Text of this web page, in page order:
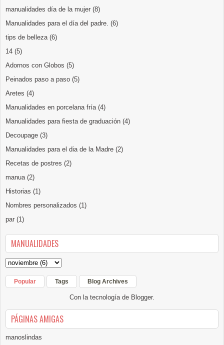
manualidades día de la mujer (8)
Manualidades para el día del padre. (6)
tips de belleza (6)
14 (5)
Adornos con Globos (5)
Peinados paso a paso (5)
Aretes (4)
Manualidades en porcelana fría (4)
Manualidades para fiesta de graduación (4)
Decoupage (3)
Manualidades para el dia de la Madre (2)
Recetas de postres (2)
manua (2)
Historias (1)
Nombres personalizados (1)
par (1)
MANUALIDADES
Popular Tags Blog Archives
Con la tecnología de Blogger.
PÁGINAS AMIGAS
manoslindas